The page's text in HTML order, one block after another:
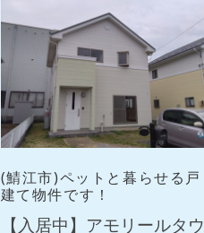
(鯖江市)ペットと暮らせる戸
建て物件です！
【入居中】アモリールタウ